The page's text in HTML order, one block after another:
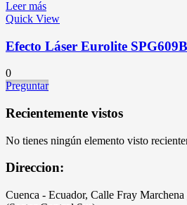
Leer más
Quick View
Efecto Láser Eurolite SPG609B
0
Preguntar
Recientemente vistos
No tienes ningún elemento visto
Direccion:
Cuenca - Ecuador, Calle Fray